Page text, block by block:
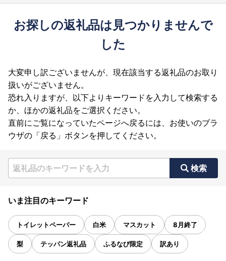
お探しの返礼品は見つかりませんで
した
大変申し訳ございませんが、現在該当する返礼品のお取り
扱いがございません。
恐れ入りますが、以下よりキーワードを入力して検索する
か、ほかの返礼品をご選択ください。
直前にご覧になっていたページへ戻るには、お使いのブラ
ウザの「戻る」ボタンを押してください。
検索
いま注目のキーワード
トイレットペーパー 白米 マスカット 8月終了
梨 テッパン返礼品 ふるなび限定 訳あり